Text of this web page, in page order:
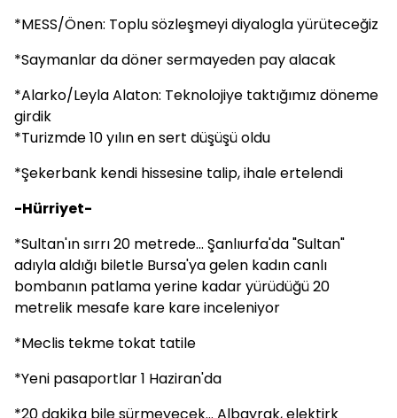
*MESS/Önen: Toplu sözleşmeyi diyalogla yürüteceğiz
*Saymanlar da döner sermayeden pay alacak
*Alarko/Leyla Alaton: Teknolojiye taktığımız döneme
girdik
*Turizmde 10 yılın en sert düşüşü oldu
*Şekerbank kendi hissesine talip, ihale ertelendi
-Hürriyet-
*Sultan'ın sırrı 20 metrede... Şanlıurfa'da "Sultan"
adıyla aldığı biletle Bursa'ya gelen kadın canlı
bombanın patlama yerine kadar yürüdüğü 20
metrelik mesafe kare kare inceleniyor
*Meclis tekme tokat tatile
*Yeni pasaportlar 1 Haziran'da